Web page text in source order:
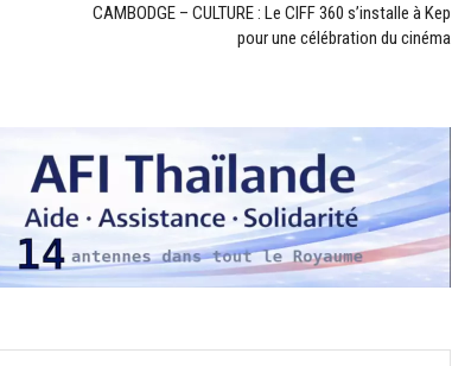
CAMBODGE – CULTURE : Le CIFF 360 s’installe à Kep
pour une célébration du cinéma